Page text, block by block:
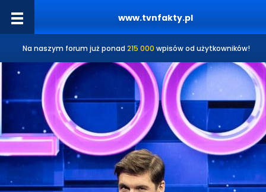
www.tvnfakty.pl
Na naszym forum już ponad 215 000 wpisów od użytkowników!